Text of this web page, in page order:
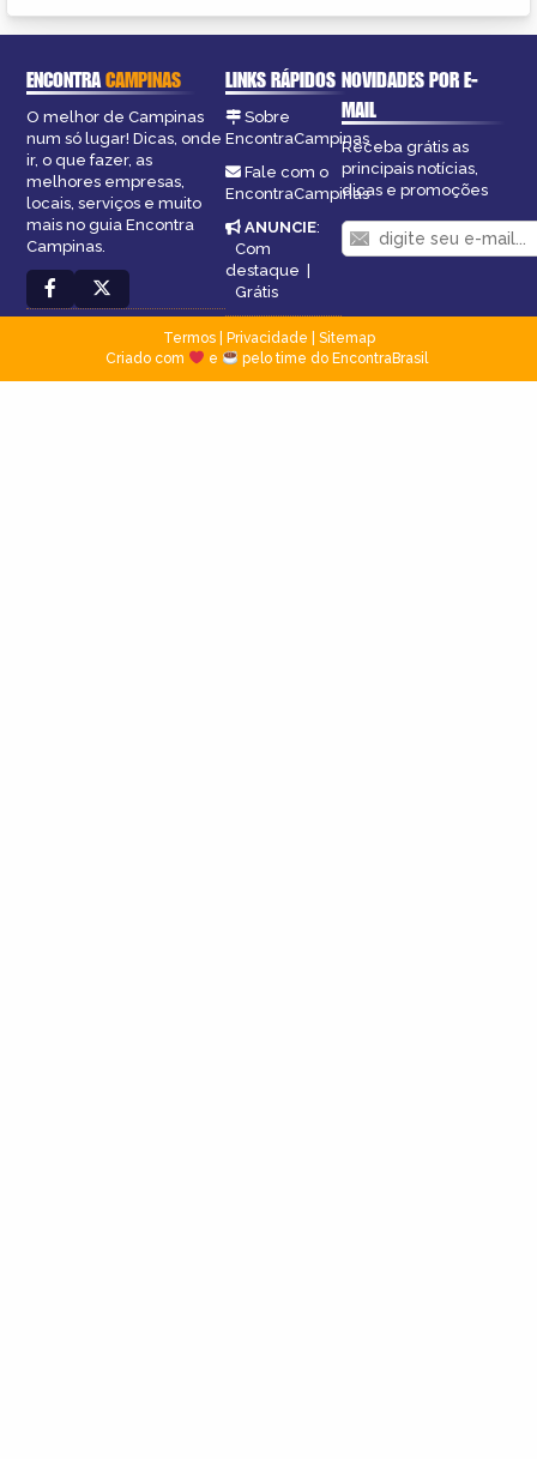
ENCONTRACAMPINAS
O melhor de Campinas
num só lugar! Dicas, onde
ir, o que fazer, as
melhores empresas,
locais, serviços e muito
mais no guia Encontra
Campinas.
LINKS RÁPIDOS
Sobre
EncontraCampinas
Fale com o
EncontraCampinas
ANUNCIE:
Com
destaque |
Grátis
NOVIDADES POR E-
MAIL
Receba grátis as
principais notícias,
dicas e promoções
Termos| Privacidade
Sitemap
Criado com
e pelo time do EncontraBrasil